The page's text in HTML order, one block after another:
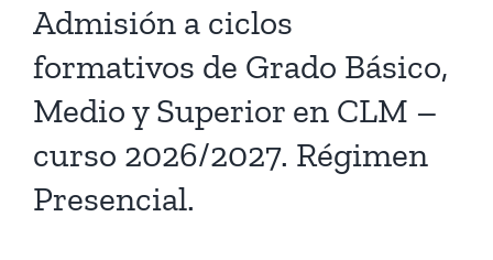
Admisión a ciclos
formativos de Grado Básico,
Medio y Superior en CLM –
curso 2026/2027. Régimen
Presencial.